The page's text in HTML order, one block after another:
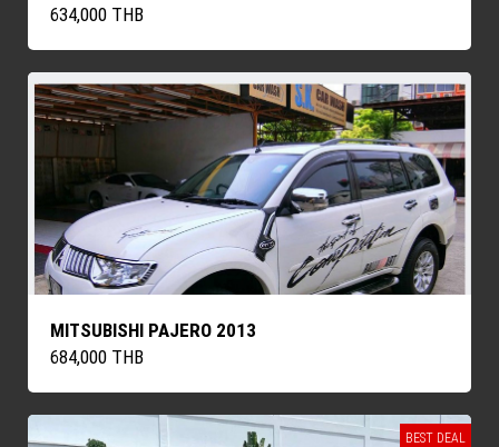
634,000 THB
MITSUBISHI PAJERO 2013
684,000 THB
BEST DEAL